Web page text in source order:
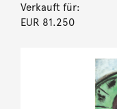
Verkauft für:
EUR 81.250